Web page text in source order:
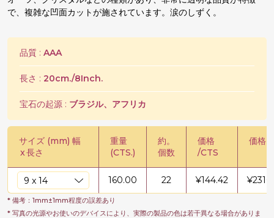
で、複雑な凹面カットが施されています。涙のしずく。
品質 : AAA
長さ : 20cm./8Inch.
宝石の起源 : ブラジル、アフリカ
サイズ (mm) 幅
x長さ
重量
(CTS.)
約。
個数
価格
/CTS
価格 /
160.00 22 ¥144.42 ¥
* 備考：1mm±1mm程度の誤差あり
* 写真の光源やお使いのデバイスにより、実際の製品の色は若干異なる場合がありま